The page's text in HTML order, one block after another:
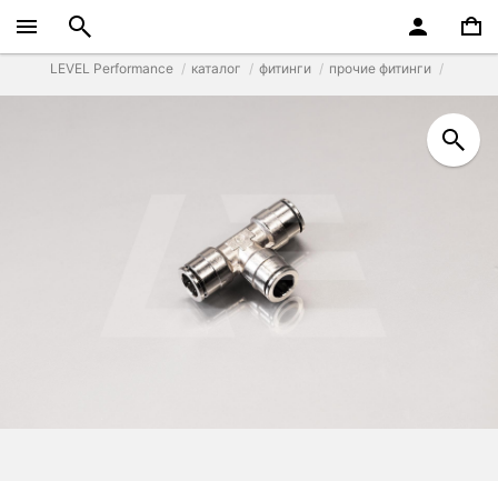
LEVEL Performance каталог фитинги прочие фитинги